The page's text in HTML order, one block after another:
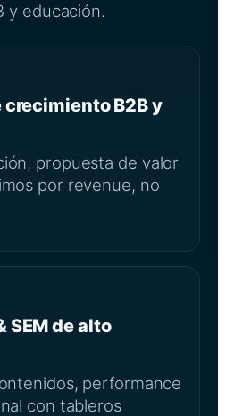
y educación.
B2B y
propuesta de valor
por revenue, no
SEM de alto
performance
con tableros